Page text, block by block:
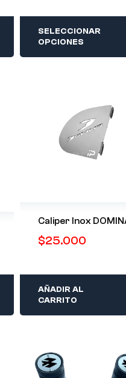
SELECCIONAR
OPCIONES
Caliper Inox
$25.000
AÑADIR AL
CARRITO